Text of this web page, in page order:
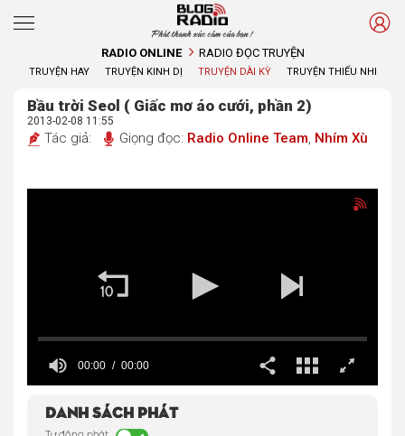
Phát thanh xúc cảm của bạn !
RADIO ONLINE RADIO ĐỌC TRUYỆN
TRUYỆN HAY TRUYỆN KINH DỊ TRUYỆN DÀI KỲ TRUYỆN THIẾU NHI
Bầu trời Seol ( Giấc mơ áo cưới, phần 2)
2013-02-08 11:55
Tác giả: Giọng đọc: Radio Online Team, Nhím Xù
00:00 00:00
Danh sách phát